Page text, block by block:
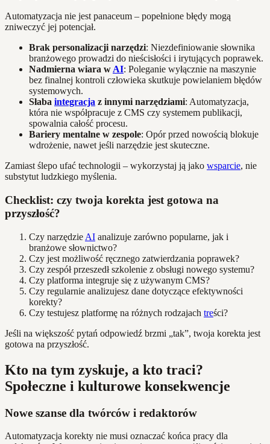
Automatyzacja nie jest panaceum – popełnione błędy mogą
zniweczyć jej potencjał.
Brak personalizacji narzędzi: Niezdefiniowanie słownika
branżowego prowadzi do nieścisłości i irytujących poprawek.
Nadmierna wiara wAI: Poleganie wyłącznie na maszynie
bez finalnej kontroli człowieka skutkuje powielaniem błędów
systemowych.
Słaba integracja z innymi narzędziami: Automatyzacja,
która nie współpracuje z CMS czy systemem publikacji,
spowalnia całość procesu.
Bariery mentalne w zespole: Opór przed nowością blokuje
wdrożenie, nawet jeśli narzędzie jest skuteczne.
Zamiast ślepo ufać technologii – wykorzystaj ją jako wsparcie, nie
substytut ludzkiego myślenia.
Checklist: czy twoja korekta jest gotowa na
przyszłość?
Czy narzędzie AI analizuje zarówno popularne, jak i
branżowe słownictwo?
Czy jest możliwość ręcznego zatwierdzania poprawek?
Czy zespół przeszedł szkolenie z obsługi nowego systemu?
Czy platforma integruje się z używanym CMS?
Czy regularnie analizujesz dane dotyczące efektywności
korekty?
Czy testujesz platformę na różnych rodzajach treści?
Jeśli na większość pytań odpowiedź brzmi „tak”, twoja korekta jest
gotowa na przyszłość.
Kto na tym zyskuje, a kto traci?
Społeczne i kulturowe konsekwencje
Nowe szanse dla twórców i redaktorów
Automatyzacja korekty nie musi oznaczać końca pracy dla